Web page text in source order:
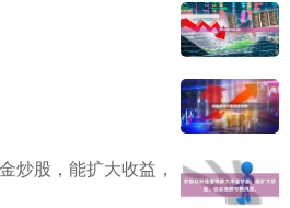
炒股，能扩大收益，